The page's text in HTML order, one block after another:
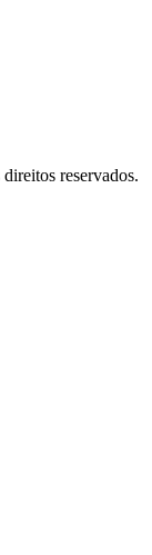
reservados.